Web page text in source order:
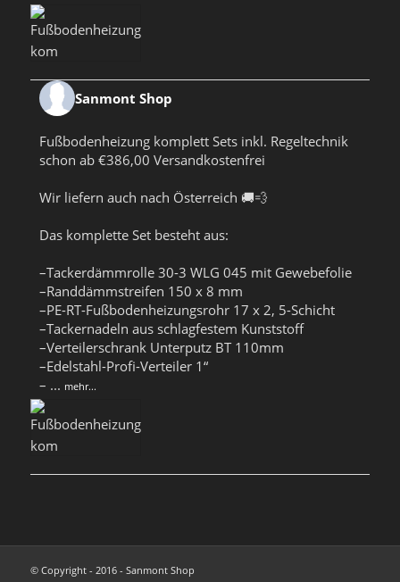
Sanmont Shop
Fußbodenheizung komplett Sets inkl. Regeltechnik
schon ab €386,00 Versandkostenfrei
Wir liefern auch nach Österreich 🚚💨
Das komplette Set besteht aus:
–Tackerdämmrolle 30-3 WLG 045 mit Gewebefolie
–Randdämmstreifen 150 x 8 mm
–PE-RT-Fußbodenheizungsrohr 17 x 2, 5-Schicht
–Tackernadeln aus schlagfestem Kunststoff
–Verteilerschrank Unterputz BT 110mm
–Edelstahl-Profi-Verteiler 1“
– ... mehr...
© Copyright - 2016 - Sanmont Shop